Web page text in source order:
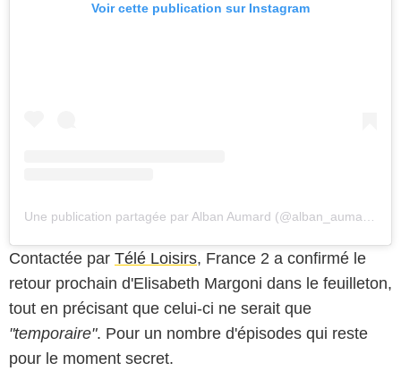
Voir cette publication sur Instagram
Une publication partagée par Alban Aumard (@alban_aumard)
Contactée par Télé Loisirs, France 2 a confirmé le
retour prochain d'Elisabeth Margoni dans le feuilleton,
tout en précisant que celui-ci ne serait que
"temporaire". Pour un nombre d'épisodes qui reste
pour le moment secret.